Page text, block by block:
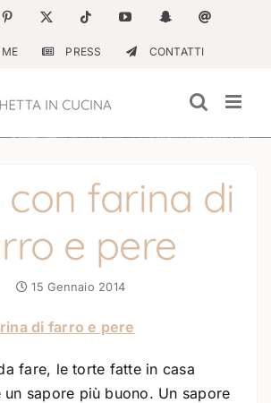
Pinterest Tiktok YouTubeSnapchatEmail
PRESS CONTATTI
con farina di
e pere
15 Gennaio 2014
fare, le torte fatte in casa
un sapore più buono. Un sapore